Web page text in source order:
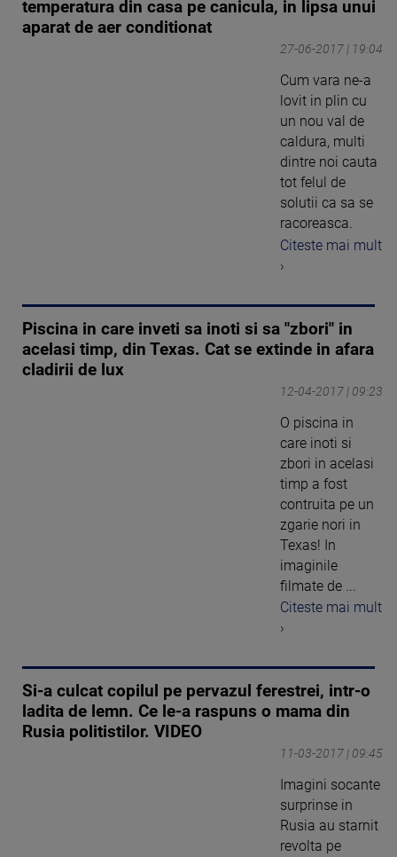
temperatura din casa pe canicula, in lipsa unui
aparat de aer conditionat
27-06-2017 | 19:04
Cum vara ne-a
lovit in plin cu
un nou val de
caldura, multi
dintre noi cauta
tot felul de
solutii ca sa se
racoreasca.
Citeste mai mult
›
Piscina in care inveti sa inoti si sa "zbori" in
acelasi timp, din Texas. Cat se extinde in afara
cladirii de lux
12-04-2017 | 09:23
O piscina in
care inoti si
zbori in acelasi
timp a fost
contruita pe un
zgarie nori in
Texas! In
imaginile
filmate de ...
Citeste mai mult
›
Si-a culcat copilul pe pervazul ferestrei, intr-o
ladita de lemn. Ce le-a raspuns o mama din
Rusia politistilor. VIDEO
11-03-2017 | 09:45
Imagini socante
surprinse in
Rusia au starnit
revolta pe